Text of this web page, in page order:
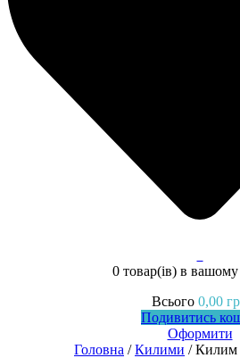
0 товар(ів)в вашому
Всього 0,00
Подивитись
Оформити
Головна /Килими / Килим